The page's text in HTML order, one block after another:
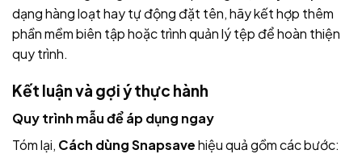
dạng hàng loạt hay tự động đặt tên, hãy kết hợp thêm
phần mềm biên tập hoặc trình quản lý tệp để hoàn thiện
quy trình.
Kết luận và gợi ý thực hành
Quy trình mẫu để áp dụng ngay
Tóm lại, Cách dùng Snapsavehiệu quả gồm các bước: